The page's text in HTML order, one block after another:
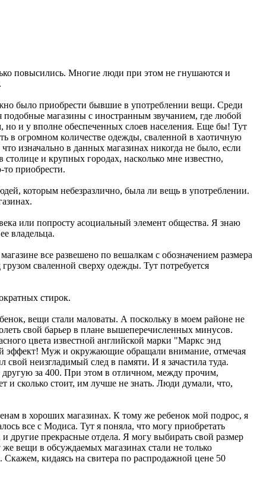
повысились. Многие люди при этом не гнушаются и
было приобрести бывшие в употреблении вещи. Среди
подобные магазины с иностранным звучанием, где любой
но и у вполне обеспеченных слоев населения. Еще бы! Тут
в огромном количестве одежды, сваленной в хаотичную
изначально в данных магазинах никогда не было, если
и крупных городах, насколько мне известно,
приобрести.
которым небезразлично, была ли вещь в употреблении.
или попросту асоциальный элемент общества. Я знаю
владельца.
все развешено по вешалкам с обозначением размера
сваленной сверху одежды. Тут потребуется
стирок.
вещи стали маловаты. А поскольку в моем районе не
свой барьер в плане вышеперечисленных минусов.
цвета известной английской марки "Маркс энд
эффект! Муж и окружающие обращали внимание, отмечая
неизгладимый след в памяти. И я зачастила туда.
за 400. При этом в отличном, между прочим,
и сколько стоит, им лучше не знать. Люди думали, что,
в хороших магазинах. К тому же ребенок мой подрос, я
все с Модиса. Тут я поняла, что могу приобретать
прекрасные отдела. Я могу выбирать свой размер
вещи в обсуждаемых магазинах стали не только
кидаясь на свитера по распродажной цене 50